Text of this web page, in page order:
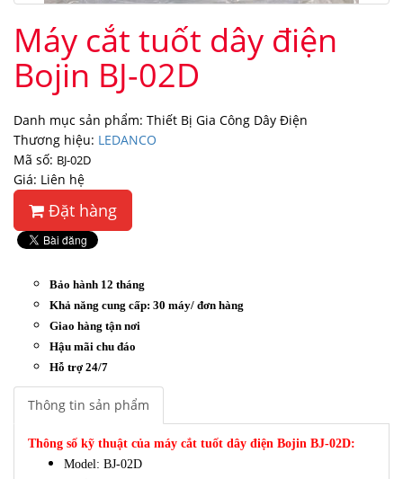
Máy cắt tuốt dây điện
Bojin BJ-02D
Danh mục sản phẩm: Thiết Bị Gia Công Dây Điện
Thương hiệu: LEDANCO
Mã số: BJ-02D
Giá: Liên hệ
Đặt hàng
Bảo hành 12 tháng
Khả năng cung cấp: 30 máy/ đơn hàng
Giao hàng tận nơi
Hậu mãi chu đáo
Hỗ trợ 24/7
Thông tin sản phẩm
Thông số kỹ thuật của máy cắt tuốt dây điện Bojin BJ-02D:
Model: BJ-02D